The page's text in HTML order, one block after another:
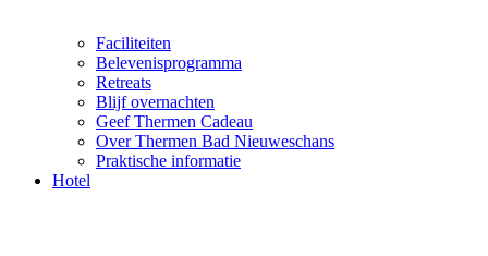
Faciliteiten
Belevenisprogramma
Retreats
Blijf overnachten
Geef Thermen Cadeau
Over Thermen Bad Nieuweschans
Praktische informatie
Hotel